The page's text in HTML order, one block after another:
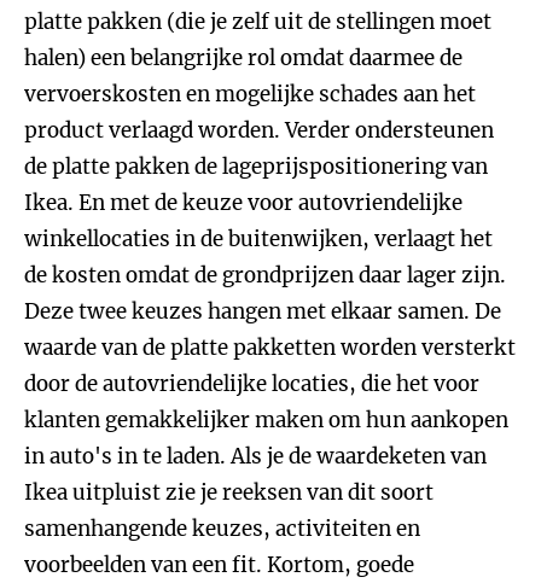
platte pakken (die je zelf uit de stellingen moet
halen) een belangrijke rol omdat daarmee de
vervoerskosten en mogelijke schades aan het
product verlaagd worden. Verder ondersteunen
de platte pakken de lageprijspositionering van
Ikea. En met de keuze voor autovriendelijke
winkellocaties in de buitenwijken, verlaagt het
de kosten omdat de grondprijzen daar lager zijn.
Deze twee keuzes hangen met elkaar samen. De
waarde van de platte pakketten worden versterkt
door de autovriendelijke locaties, die het voor
klanten gemakkelijker maken om hun aankopen
in auto's in te laden. Als je de waardeketen van
Ikea uitpluist zie je reeksen van dit soort
samenhangende keuzes, activiteiten en
voorbeelden van een fit. Kortom, goede